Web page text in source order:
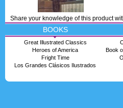
Share your knowledge of this product
BOOKS
Great Illustrated Classics
Heroes of America
Fright Time
Los Grandes Clásicos Ilustrados
Book